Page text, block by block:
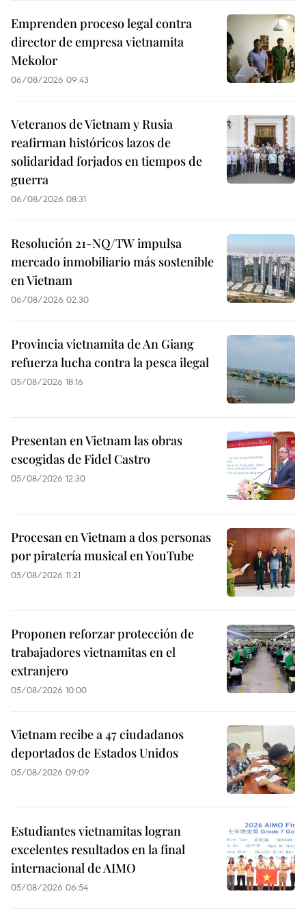
Emprenden proceso legal contra
director de empresa vietnamita
Mekolor
06/08/2026 09:43
Veteranos de Vietnam y Rusia
reafirman históricos lazos de
solidaridad forjados en tiempos de
guerra
06/08/2026 08:31
Resolución 21-NQ/TW impulsa
mercado inmobiliario más sostenible
en Vietnam
06/08/2026 02:30
Provincia vietnamita de An Giang
refuerza lucha contra la pesca ilegal
05/08/2026 18:16
Presentan en Vietnam las obras
escogidas de Fidel Castro
05/08/2026 12:30
Procesan en Vietnam a dos personas
por piratería musical en YouTube
05/08/2026 11:21
Proponen reforzar protección de
trabajadores vietnamitas en el
extranjero
05/08/2026 10:00
Vietnam recibe a 47 ciudadanos
deportados de Estados Unidos
05/08/2026 09:09
Estudiantes vietnamitas logran
excelentes resultados en la final
internacional de AIMO
05/08/2026 06:54